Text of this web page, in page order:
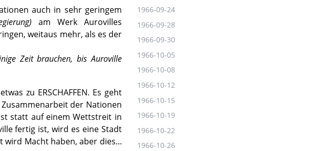
1966-09-24
1966-09-28
1966-09-30
1966-10-05
1966-10-08
1966-10-12
1966-10-15
1966-10-19
1966-10-22
1966-10-26
auch in sehr geringem
am Werk Aurovilles
weitaus mehr, als es der
Zeit brauchen, bis Auroville
zu ERSCHAFFEN. Es geht
der Nationen
statt auf einem Wettstreit in
fertig ist, wird es eine Stadt
Macht haben, aber dies...